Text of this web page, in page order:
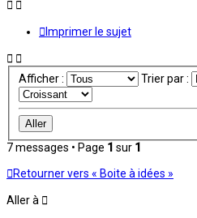
Imprimer le sujet
Afficher : Trier par :
7 messages • Page 1 sur 1
Retourner vers « Boite à idées »
Aller à